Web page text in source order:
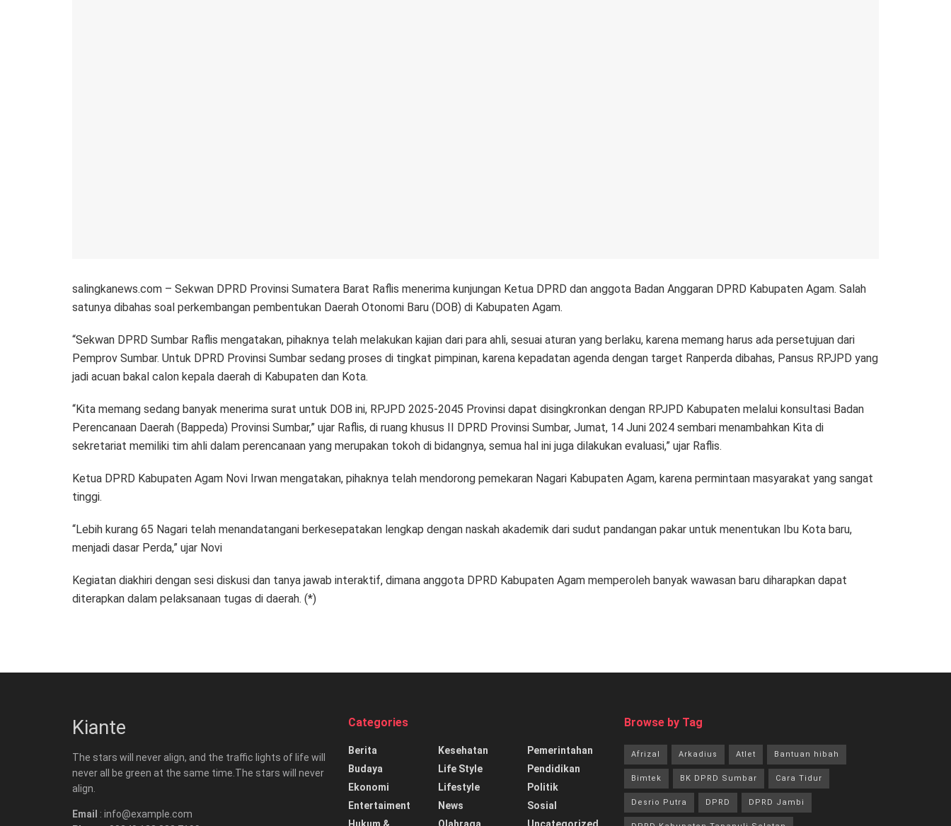
salingkanews.com – Sekwan DPRD Provinsi Sumatera Barat Raflis menerima kunjungan Ketua DPRD dan anggota Badan Anggaran DPRD Kabupaten Agam. Salah
satunya dibahas soal perkembangan pembentukan Daerah Otonomi Baru (DOB) di Kabupaten Agam.
“Sekwan DPRD Sumbar Raflis mengatakan, pihaknya telah melakukan kajian dari para ahli, sesuai aturan yang berlaku, karena memang harus ada persetujuan dari
Pemprov Sumbar. Untuk DPRD Provinsi Sumbar sedang proses di tingkat pimpinan, karena kepadatan agenda dengan target Ranperda dibahas, Pansus RPJPD yang
jadi acuan bakal calon kepala daerah di Kabupaten dan Kota.
“Kita memang sedang banyak menerima surat untuk DOB ini, RPJPD 2025-2045 Provinsi dapat disingkronkan dengan RPJPD Kabupaten melalui konsultasi Badan
Perencanaan Daerah (Bappeda) Provinsi Sumbar,” ujar Raflis, di ruang khusus II DPRD Provinsi Sumbar, Jumat, 14 Juni 2024 sembari menambahkan Kita di
sekretariat memiliki tim ahli dalam perencanaan yang merupakan tokoh di bidangnya, semua hal ini juga dilakukan evaluasi,” ujar Raflis.
Ketua DPRD Kabupaten Agam Novi Irwan mengatakan, pihaknya telah mendorong pemekaran Nagari Kabupaten Agam, karena permintaan masyarakat yang sangat
tinggi.
“Lebih kurang 65 Nagari telah menandatangani berkesepatakan lengkap dengan naskah akademik dari sudut pandangan pakar untuk menentukan Ibu Kota baru,
menjadi dasar Perda,” ujar Novi
Kegiatan diakhiri dengan sesi diskusi dan tanya jawab interaktif, dimana anggota DPRD Kabupaten Agam memperoleh banyak wawasan baru diharapkan dapat
diterapkan dalam pelaksanaan tugas di daerah. (*)
Kiante
The stars will never align, and the traffic lights of life will
never all be green at the same time.The stars will never
align.
Email : info@example.com
Categories
Berita
Budaya
Ekonomi
Entertaiment
Hukum &
Kesehatan
Life Style
Lifestyle
News
Olahraga
Pemerintahan
Pendidikan
Politik
Sosial
Uncategorized
Browse by Tag
Afrizal Arkadius Atlet Bantuan hibah
Bimtek BK DPRD Sumbar Cara Tidur
Desrio Putra DPRD DPRD Jambi